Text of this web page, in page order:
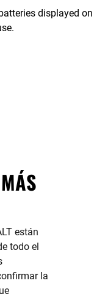
están
todo el
la